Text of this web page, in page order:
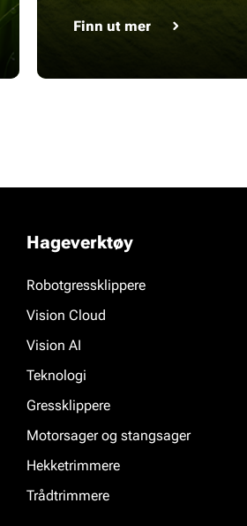
Finn ut mer
Hageverktøy
Robotgressklippere
Vision Cloud
Vision AI
Teknologi
Gressklippere
Motorsager og stangsager
Hekketrimmere
Trådtrimmere